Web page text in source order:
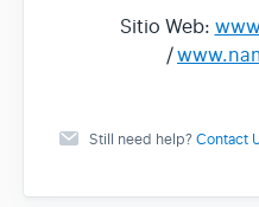
Sitio Web:
/
Still need help?Contact